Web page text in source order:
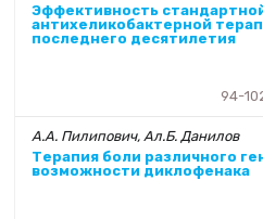
Эффективность
антихеликобактерной
последнего десятилетия
94-
А.А. Пилипович, Ал.Б. Данилов
Терапия боли различного
возможности диклофенака